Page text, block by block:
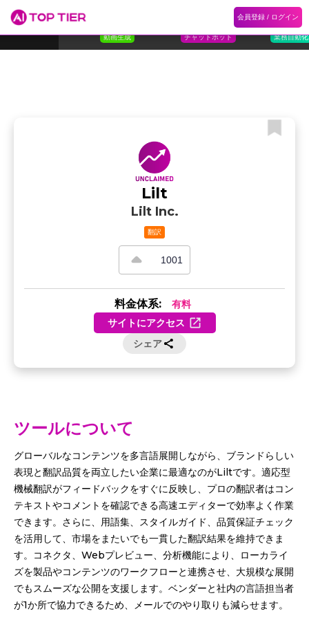
会員登録 / ログイン
ランキング
動画生成 チャットボット
3
Flokzu
業務自動化
Lilt
Lilt Inc.
翻訳
1001
料金体系: 有料
サイトにアクセス
シェア
ツールについて
グローバルなコンテンツを多言語展開しながら、ブランドらしい
表現と翻訳品質を両立したい企業に最適なのがLiltです。適応型
機械翻訳がフィードバックをすぐに反映し、プロの翻訳者はコン
テキストやコメントを確認できる高速エディターで効率よく作業
できます。さらに、用語集、スタイルガイド、品質保証チェック
を活用して、市場をまたいでも一貫した翻訳結果を維持できま
す。コネクタ、Webプレビュー、分析機能により、ローカライ
ズを製品やコンテンツのワークフローと連携させ、大規模な展開
でもスムーズな公開を支援します。ベンダーと社内の言語担当者
が1か所で協力できるため、メールでのやり取りも減らせます。
ホーム 記事